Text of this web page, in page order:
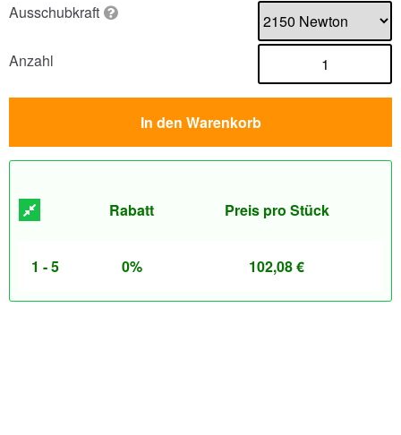
Ausschubkraft
Anzahl
In den Warenkorb
Rabatt Preis pro Stück
1 - 5 0% 102,08€